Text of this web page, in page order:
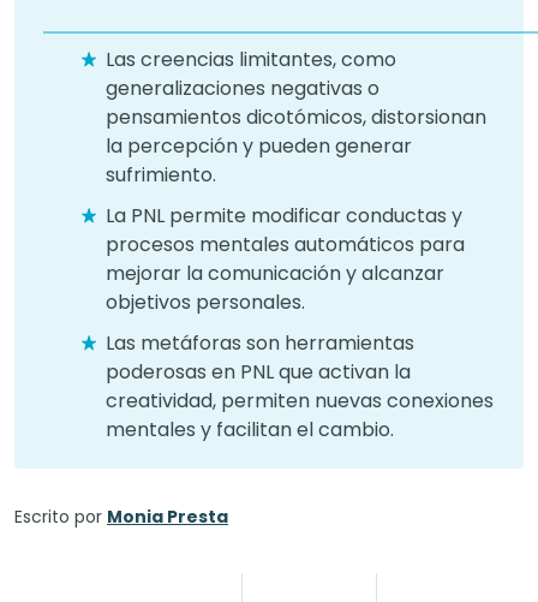
Las creencias limitantes, como
generalizaciones negativas o
pensamientos dicotómicos, distorsionan
la percepción y pueden generar
sufrimiento.
La PNL permite modificar conductas y
procesos mentales automáticos para
mejorar la comunicación y alcanzar
objetivos personales.
Las metáforas son herramientas
poderosas en PNL que activan la
creatividad, permiten nuevas conexiones
mentales y facilitan el cambio.
Escrito por Monia Presta